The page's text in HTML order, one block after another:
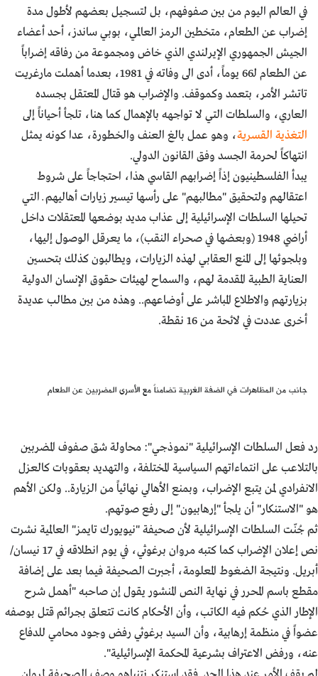
في العالم اليوم من بين صفوفهم، بل لتسجيل بعضهم لأطول مدة
إضراب عن الطعام، متخطين الرمز العالمي، بوبي ساندز، أحد أعضاء
الجيش الجمهوري الإيرلندي الذي خاض ومجموعة من رفاقه إضراباً
عن الطعام لـ66 يوماً، أدى الى وفاته في 1981، بعدما أهملت مارغريت
تاتشر الأمر، بتعمد وكموقف. والإضراب هو قتال المعتقل بجسده
العاري، والسلطات التي لا تواجهه بالإهمال كما هنا، تلجأ أحياناً إلى
التغذية القسرية، وهو عمل بالغ العنف والخطورة، عدا كونه يمثل
انتهاكاً لحرمة الجسد وفق القانون الدولي.
يبدأ الفلسطينيون إذاً إضرابهم القاسي هذا، احتجاجاً على شروط
اعتقالهم ولتحقيق "مطالبهم" على رأسها تيسير زيارات أهاليهم ــ التي
تحيلها السلطات الإسرائيلية إلى عذاب مديد بوضعها المعتقلات داخل
أراضي 1948 (وبعضها في صحراء النقب)، ما يعرقل الوصول إليها،
وبلجوئها إلى المنع العقابي لهذه الزيارات، ويطالبون كذلك بتحسين
العناية الطبية المقدمة لهم، والسماح لهيئات حقوق الإنسان الدولية
بزيارتهم والاطلاع المباشر على أوضاعهم.. وهذه من بين مطالب عديدة
أخرى عددت في لائحة من 16 نقطة.
جانب من المظاهرات في الضفة الغربية تضامناً مع الأسرى المضربين عن الطعام
رد فعل السلطات الإسرائيلية "نموذجي": محاولة شق صفوف المضربين
بالتلاعب على انتماءاتهم السياسية المختلفة، والتهديد بعقوبات كالعزل
الانفرادي لمن يتبع الإضراب، وبمنع الأهالي نهائياً من الزيارة.. ولكن الأهم
هو "الاستنكار" أن يلجأ "إرهابيون" إلى رفع صوتهم.
ثم جُنّت السلطات الإسرائيلية لأن صحيفة "نيويورك تايمز" العالمية نشرت
نص إعلان الإضراب كما كتبه مروان برغوثي، في يوم انطلاقه في 17 نيسان/
أبريل. ونتيجة الضغوط المعلومة، أجبرت الصحيفة فيما بعد على إضافة
مقطع باسم المحرر في نهاية النص المنشور يقول إن صاحبه "أهمل شرح
الإطار الذي حُكم فيه الكاتب، وأن الأحكام كانت تتعلق بجرائم قتل بوصفه
عضواً في منظمة إرهابية، وأن السيد برغوثي رفض وجود محامي للدفاع
عنه، ورفض الاعتراف بشرعية المحكمة الإسرائيلية".